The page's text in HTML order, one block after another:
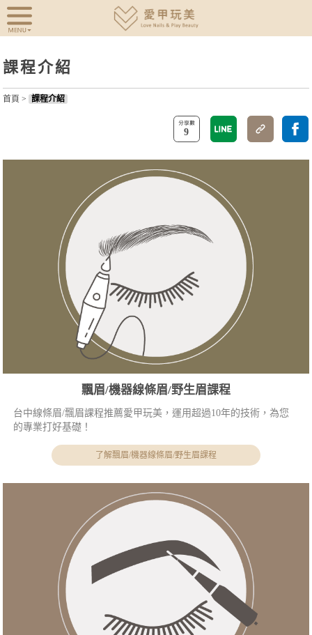
課程介紹
首頁 > 課程介紹
9
飄眉/機器線條眉/野生眉課程
台中線條眉/飄眉課程推薦愛甲玩美，運用超過10年的技術，為您
的專業打好基礎！
了解飄眉/機器線條眉/野生眉課程